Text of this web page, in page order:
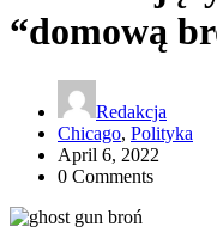
“domową
Redakcja
Chicago, Polityka
April 6, 2022
0 Comments